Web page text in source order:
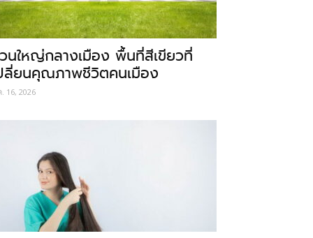
นใหญ่กลางเมือง พื้นที่สีเขียวที่
ลี่ยนคุณภาพชีวิตคนเมือง
16, 2026